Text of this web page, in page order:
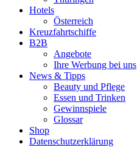
Hotels
Österreich
Kreuzfahrtschiffe
B2B
Angebote
Ihre Werbung bei uns
News & Tipps
Beauty und Pflege
Essen und Trinken
Gewinnspiele
Glossar
Shop
Datenschutzerklärung